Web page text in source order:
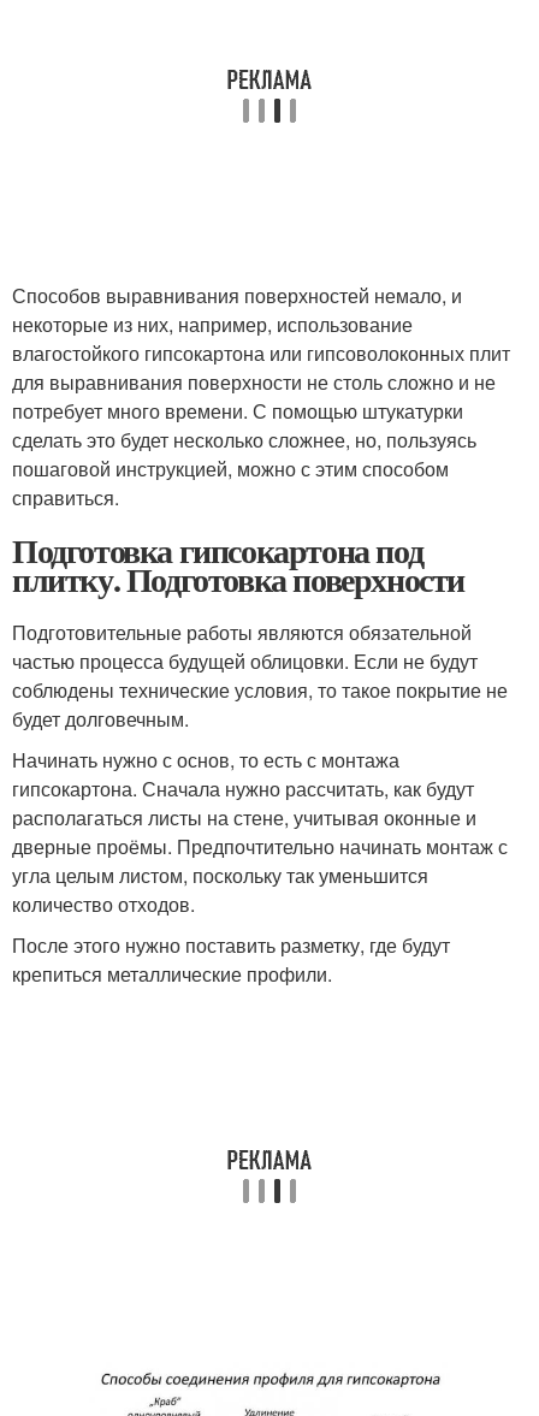
Способов выравнивания поверхностей немало, и
некоторые из них, например, использование
влагостойкого гипсокартона или гипсоволоконных плит
для выравнивания поверхности не столь сложно и не
потребует много времени. С помощью штукатурки
сделать это будет несколько сложнее, но, пользуясь
пошаговой инструкцией, можно с этим способом
справиться.
Подготовка гипсокартона под
плитку. Подготовка поверхности
Подготовительные работы являются обязательной
частью процесса будущей облицовки. Если не будут
соблюдены технические условия, то такое покрытие не
будет долговечным.
Начинать нужно с основ, то есть с монтажа
гипсокартона. Сначала нужно рассчитать, как будут
располагаться листы на стене, учитывая оконные и
дверные проёмы. Предпочтительно начинать монтаж с
угла целым листом, поскольку так уменьшится
количество отходов.
После этого нужно поставить разметку, где будут
крепиться металлические профили.